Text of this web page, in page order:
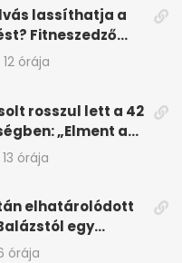
lassíthatja a
Fitneszedző
el
12 órája
rosszul lett a 42
„Elment a
13 órája
elhatárolódott
egy
miatt
órája